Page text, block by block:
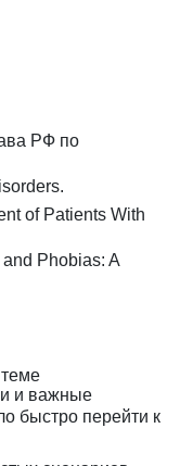
РФ по
of Patients With
Phobias: A
и важные
быстро перейти к